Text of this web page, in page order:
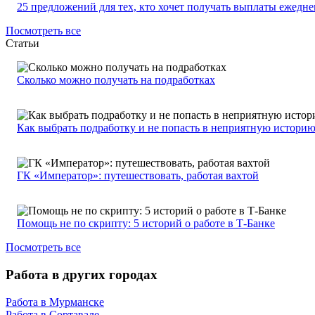
25 предложений для тех, кто хочет получать выплаты
Посмотреть все
Статьи
Сколько можно получать на подработках
Как выбрать подработку и не попасть в неприятную историю
ГК «Император»: путешествовать, работая вахтой
Помощь не по скрипту: 5 историй о работе в Т-Банке
Посмотреть все
Работа в других городах
Работа в Мурманске